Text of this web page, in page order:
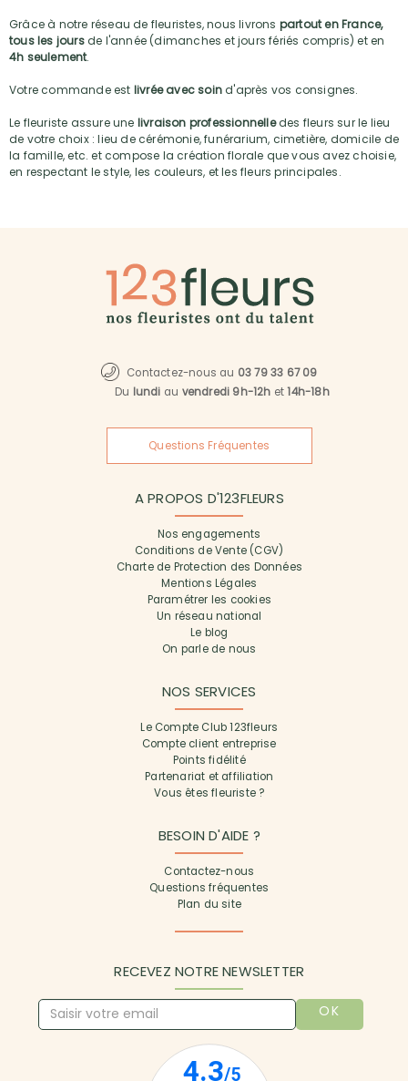
Grâce à notre réseau de fleuristes, nous livrons partout en France,
tous les joursde l'année (dimanches et jours fériés compris) et en
4h seulement.
Votre commande est livrée avec soind'après vos consignes.
Le fleuriste assure une livraison professionnelledes fleurs sur le lieu
de votre choix : lieu de cérémonie, funérarium, cimetière, domicile de
la famille, etc. et compose la création florale que vous avez choisie,
en respectant le style, les couleurs, et les fleurs principales.
Contactez-nous au 03 79 33 67 09
Du lundi au vendredi 9h-12h et14h-18h
Questions Fréquentes
A PROPOS D'123FLEURS
Nos engagements
Conditions de Vente (CGV)
Charte de Protection des Données
Mentions Légales
Paramétrer les cookies
Un réseau national
Le blog
On parle de nous
NOS SERVICES
Le Compte Club 123fleurs
Compte client entreprise
Points fidélité
Partenariat et affiliation
Vous êtes fleuriste ?
BESOIN D'AIDE ?
Contactez-nous
Questions fréquentes
Plan du site
RECEVEZ NOTRE NEWSLETTER
OK